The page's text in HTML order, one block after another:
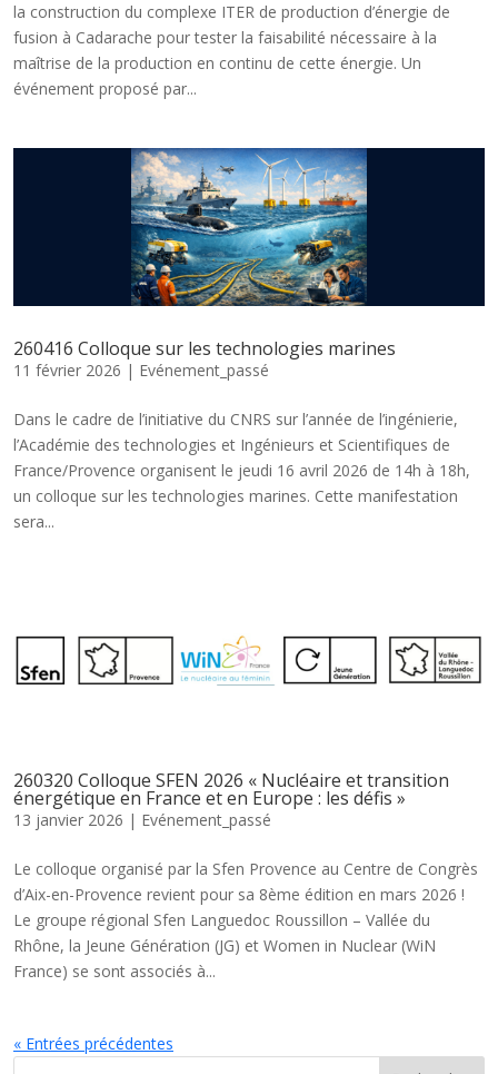
la construction du complexe ITER de production d’énergie de
fusion à Cadarache pour tester la faisabilité nécessaire à la
maîtrise de la production en continu de cette énergie. Un
événement proposé par...
260416 Colloque sur les technologies marines
11 février 2026 | Evénement_passé
Dans le cadre de l’initiative du CNRS sur l’année de l’ingénierie,
l’Académie des technologies et Ingénieurs et Scientifiques de
France/Provence organisent le jeudi 16 avril 2026 de 14h à 18h,
un colloque sur les technologies marines. Cette manifestation
sera...
260320 Colloque SFEN 2026 « Nucléaire et transition
énergétique en France et en Europe : les défis »
13 janvier 2026 | Evénement_passé
Le colloque organisé par la Sfen Provence au Centre de Congrès
d’Aix-en-Provence revient pour sa 8ème édition en mars 2026 !
Le groupe régional Sfen Languedoc Roussillon – Vallée du
Rhône, la Jeune Génération (JG) et Women in Nuclear (WiN
France) se sont associés à...
« Entrées précédentes